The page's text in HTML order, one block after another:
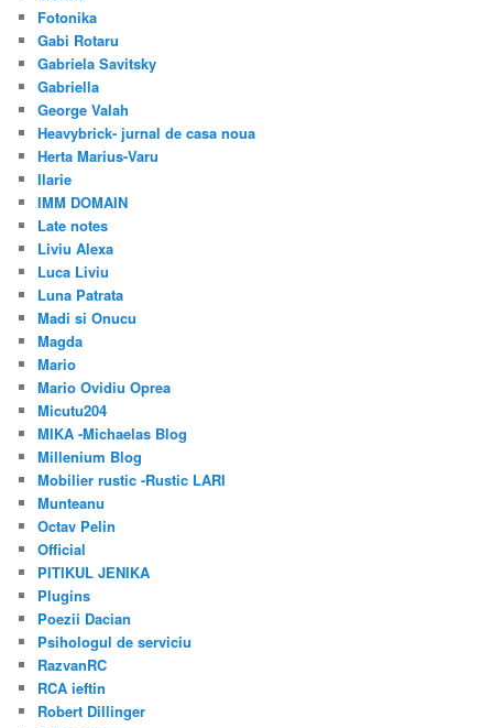
Fotonika
Gabi Rotaru
Gabriela Savitsky
Gabriella
George Valah
Heavybrick- jurnal de casa noua
Herta Marius-Varu
Ilarie
IMM DOMAIN
Late notes
Liviu Alexa
Luca Liviu
Luna Patrata
Madi si Onucu
Magda
Mario
Mario Ovidiu Oprea
Micutu204
MIKA -Michaelas Blog
Millenium Blog
Mobilier rustic -Rustic LARI
Munteanu
Octav Pelin
Official
PITIKUL JENIKA
Plugins
Poezii Dacian
Psihologul de serviciu
RazvanRC
RCA ieftin
Robert Dillinger